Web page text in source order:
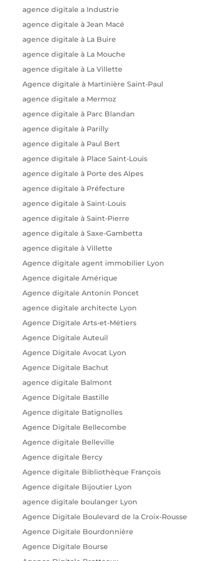
agence digitale a Industrie
agence digitale à Jean Macé
agence digitale à La Buire
agence digitale à La Mouche
agence digitale à La Villette
Agence digitale à Martinière Saint-Paul
agence digitale a Mermoz
agence digitale à Parc Blandan
agence digitale à Parilly
agence digitale à Paul Bert
agence digitale à Place Saint-Louis
agence digitale à Porte des Alpes
agence digitale à Préfecture
agence digitale à Saint-Louis
agence digitale à Saint-Pierre
agence digitale à Saxe-Gambetta
agence digitale à Villette
Agence digitale agent immobilier Lyon
Agence digitale Amérique
Agence digitale Antonin Poncet
agence digitale architecte Lyon
Agence Digitale Arts-et-Métiers
Agence Digitale Auteuil
Agence Digitale Avocat Lyon
Agence Digitale Bachut
agence digitale Balmont
Agence Digitale Bastille
Agence digitale Batignolles
Agence Digitale Bellecombe
Agence digitale Belleville
Agence digitale Bercy
Agence digitale Bibliothèque François
Agence digitale Bijoutier Lyon
agence digitale boulanger Lyon
Agence Digitale Boulevard de la Croix-Rousse
Agence Digitale Bourdonnière
Agence Digitale Bourse